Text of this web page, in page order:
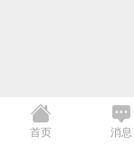
首页 消息